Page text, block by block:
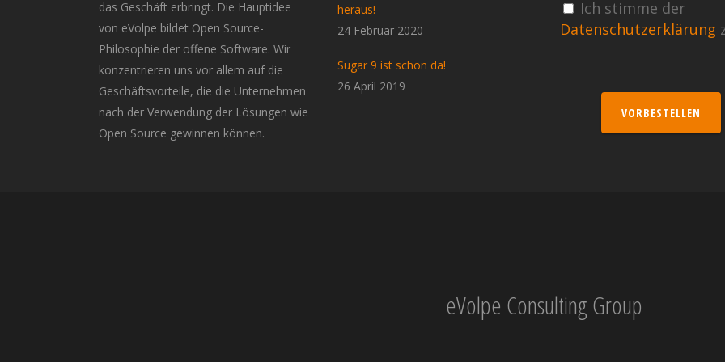
das Geschäft erbringt. Die Hauptidee
von eVolpe bildet Open Source-
Philosophie der offene Software. Wir
konzentrieren uns vor allem auf die
Geschäftsvorteile, die die Unternehmen
nach der Verwendung der Lösungen wie
Open Source gewinnen können.
heraus!
24 Februar 2020
Sugar 9 ist schon da!
26 April 2019
Ich stimme der
Datenschutzerklärung
VORBESTELLEN
eVolpe Consulting Group